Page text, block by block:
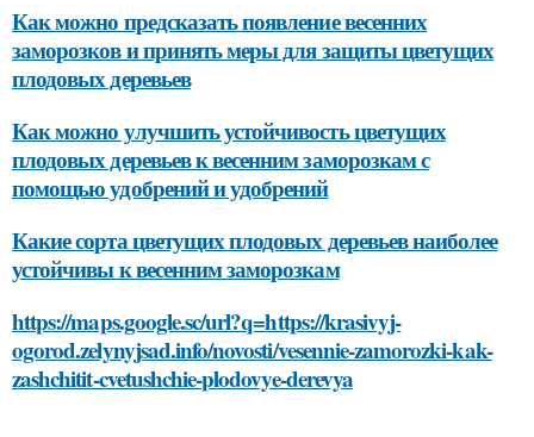
Как можно предсказать появление весенних
заморозков и принять меры для защиты цветущих
плодовых деревьев
Как можно улучшить устойчивость цветущих
плодовых деревьев к весенним заморозкам с
помощью удобрений и удобрений
Какие сорта цветущих плодовых деревьев наиболее
устойчивы к весенним заморозкам
https://maps.google.sc/url?q=https://krasivyj-
ogorod.zelynyjsad.info/novosti/vesennie-zamorozki-kak-
zashchitit-cvetushchie-plodovye-derevya